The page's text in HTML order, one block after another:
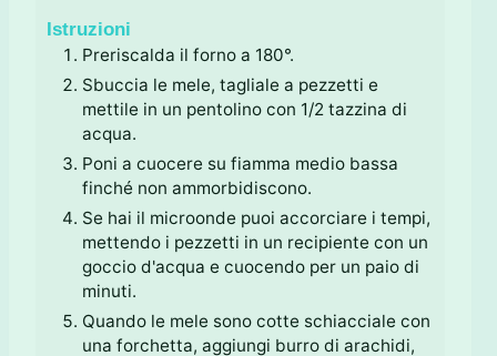
Istruzioni
Preriscalda il forno a 180°.
Sbuccia le mele, tagliale a pezzetti e
mettile in un pentolino con 1/2 tazzina di
acqua.
Poni a cuocere su fiamma medio bassa
finché non ammorbidiscono.
Se hai il microonde puoi accorciare i tempi,
mettendo i pezzetti in un recipiente con un
goccio d'acqua e cuocendo per un paio di
minuti.
Quando le mele sono cotte schiacciale con
una forchetta, aggiungi burro di arachidi,